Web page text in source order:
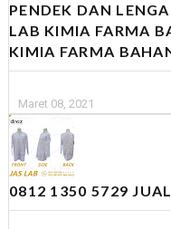
PENDEK DAN
LAB KIMIA FARMA
KIMIA FARMA
Maret 08, 2021
0812 1350 5729